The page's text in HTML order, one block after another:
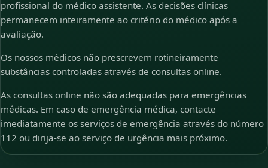
profissional do médico assistente. As decisões clínicas
permanecem inteiramente ao critério do médico após a
avaliação.
Os nossos médicos não prescrevem rotineiramente
substâncias controladas através de consultas online.
As consultas online não são adequadas para emergências
médicas. Em caso de emergência médica, contacte
imediatamente os serviços de emergência através do número
112 ou dirija-se ao serviço de urgência mais próximo.